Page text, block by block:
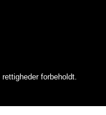
forbeholdt.